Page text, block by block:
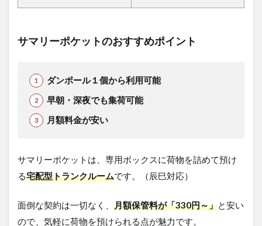
サマリーポケットのおすすめポイント
ダンボール１個から利用可能
早朝・深夜でも集荷可能
月額料金が安い
サマリーポケットは、専用ボックスに荷物を詰めて預け
る宅配型トランクルームです。（辰巳対応）
面倒な契約は一切なく、 月額保管料が「330円～」と安い
ので、気軽に荷物を預けられる点が魅力です。